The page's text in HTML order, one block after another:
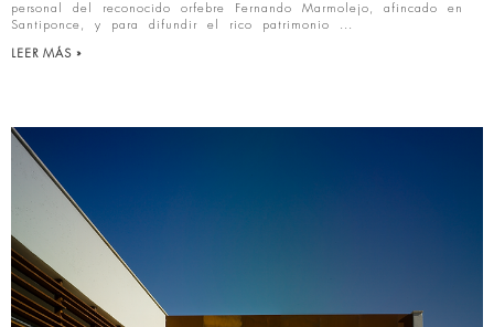
personal del reconocido orfebre Fernando Marmolejo, afincado en
Santiponce, y para difundir el rico patrimonio
LEER MÁS »